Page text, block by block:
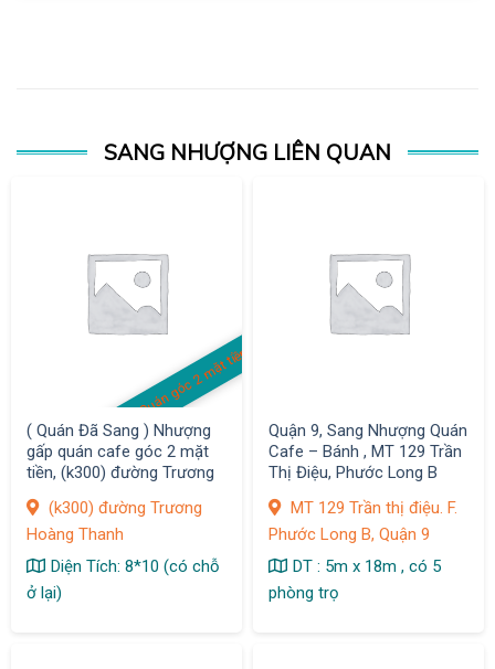
SANG NHƯỢNG LIÊN QUAN
Quán góc 2 mặt tiền
( Quán Đã Sang ) Nhượng
gấp quán cafe góc 2 mặt
tiền, (k300) đường Trương
Tân Bình
(k300) đường Trương
Hoàng Thanh
Diện Tích: 8*10 (có chỗ
ở lại)
Quận 9, Sang Nhượng Quán
Cafe – Bánh , MT 129 Trần
Thị Điệu, Phước Long B
MT 129 Trần thị điệu. F.
Phước Long B, Quận 9
DT : 5m x 18m , có 5
phòng trọ